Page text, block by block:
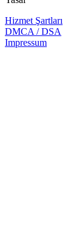
Hizmet Şartları
DMCA / DSA
Impressum